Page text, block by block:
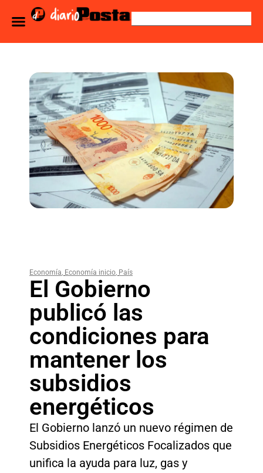
Economía, Economía inicio, País
El Gobierno
publicó las
condiciones para
mantener los
subsidios
energéticos
El Gobierno lanzó un nuevo régimen de
Subsidios Energéticos Focalizados que
unifica la ayuda para luz, gas y